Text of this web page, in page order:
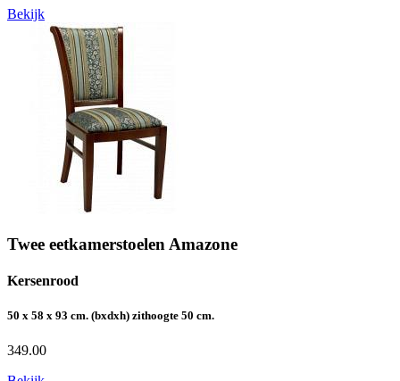
Bekijk
Twee eetkamerstoelen Amazone
Kersenrood
50 x 58 x 93 cm. (bxdxh) zithoogte 50 cm.
349.00